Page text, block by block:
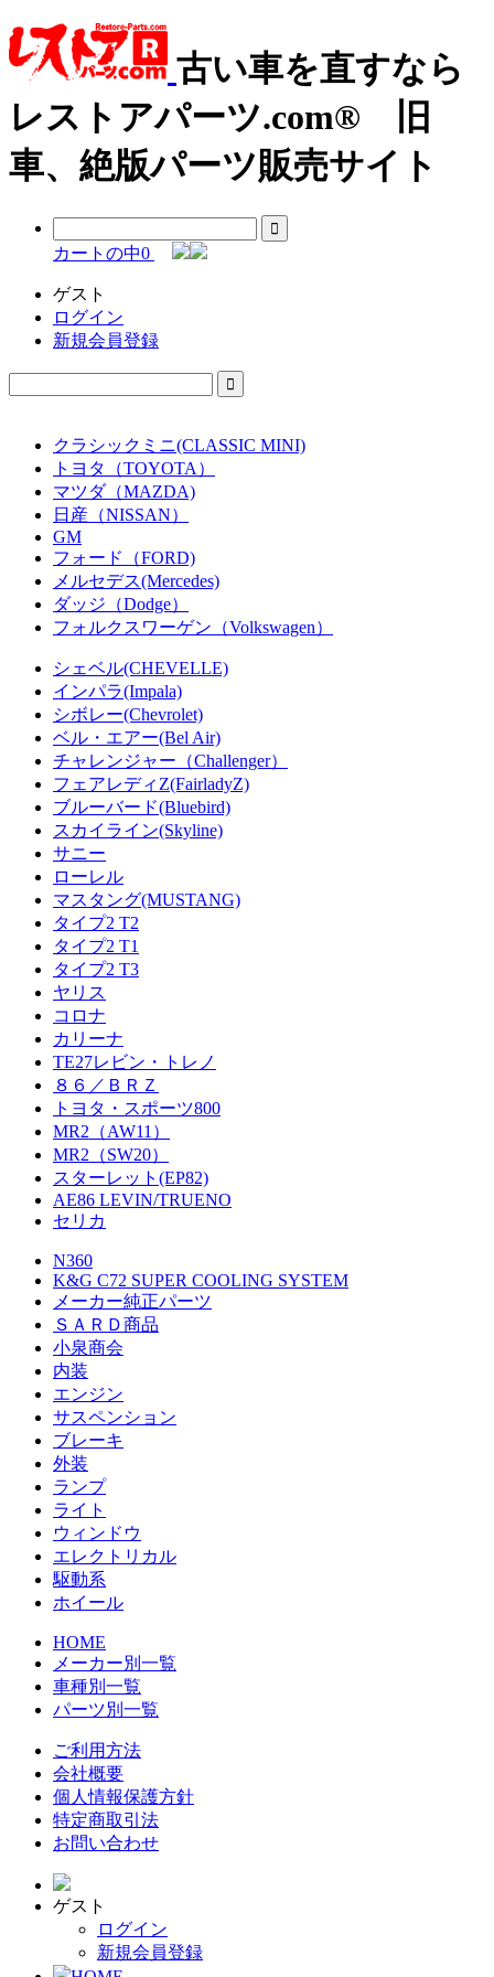
古い車を直すなら
レストアパーツ.com® 旧
車、絶版パーツ販売サイト
カートの中0
ゲスト
ログイン
新規会員登録
クラシックミニ(CLASSIC MINI)
トヨタ（TOYOTA）
マツダ（MAZDA)
日産（NISSAN）
GM
フォード（FORD)
メルセデス(Mercedes)
ダッジ（Dodge）
フォルクスワーゲン（Volkswagen）
シェベル(CHEVELLE)
インパラ(Impala)
シボレー(Chevrolet)
ベル・エアー(Bel Air)
チャレンジャー（Challenger）
フェアレディZ(FairladyZ)
ブルーバード(Bluebird)
スカイライン(Skyline)
サニー
ローレル
マスタング(MUSTANG)
タイプ2 T2
タイプ2 T1
タイプ2 T3
ヤリス
コロナ
カリーナ
TE27レビン・トレノ
８６／ＢＲＺ
トヨタ・スポーツ800
MR2（AW11）
MR2（SW20）
スターレット(EP82)
AE86 LEVIN/TRUENO
セリカ
N360
K&G C72 SUPER COOLING SYSTEM
メーカー純正パーツ
ＳＡＲＤ商品
小泉商会
内装
エンジン
サスペンション
ブレーキ
外装
ランプ
ライト
ウィンドウ
エレクトリカル
駆動系
ホイール
HOME
メーカー別一覧
車種別一覧
パーツ別一覧
ご利用方法
会社概要
個人情報保護方針
特定商取引法
お問い合わせ
ゲスト
ログイン
新規会員登録